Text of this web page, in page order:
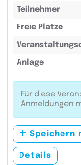
Teilnehmer
Freie Plätze
Anlage
Für diese
Anmeldungen
Speichern
Details